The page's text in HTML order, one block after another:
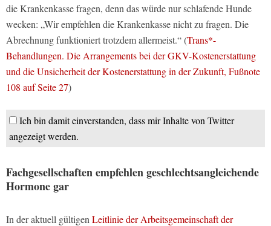
die Krankenkasse fragen, denn das würde nur schlafende Hunde
wecken: „Wir empfehlen die Krankenkasse nicht zu fragen. Die
Abrechnung funktioniert trotzdem allermeist.“ (Trans*-
Behandlungen. Die Arrangements bei der GKV-Kostenerstattung
und die Unsicherheit der Kostenerstattung in der Zukunft, Fußnote
108 auf Seite 27)
Ich bin damit einverstanden, dass mir Inhalte von Twitter
angezeigt werden.
Fachgesellschaften empfehlen geschlechtsangleichende
Hormone gar
In der aktuell gültigenLeitlinie der Arbeitsgemeinschaft der